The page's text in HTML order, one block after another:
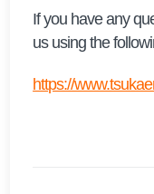
​If you have any
us using the
https://